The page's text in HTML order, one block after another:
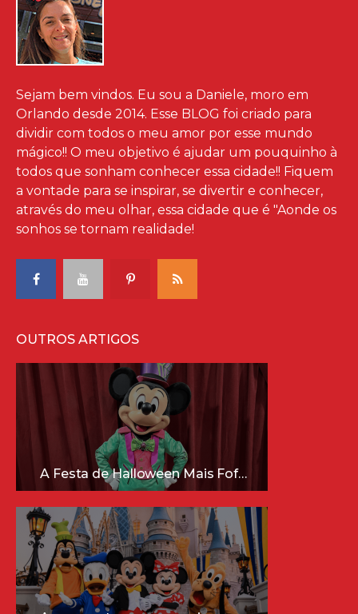
Sejam bem vindos. Eu sou a Daniele, moro em
Orlando desde 2014. Esse BLOG foi criado para
dividir com todos o meu amor por esse mundo
mágico!! O meu objetivo é ajudar um pouquinho à
todos que sonham conhecer essa cidade!! Fiquem
a vontade para se inspirar, se divertir e conhecer,
através do meu olhar, essa cidade que é "Aonde os
sonhos se tornam realidade!
OUTROS ARTIGOS
A Festa de Halloween Mais Fofa da Disney Está Chegando!